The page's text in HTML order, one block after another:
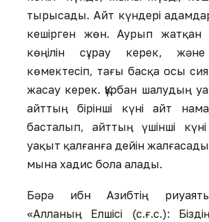
тырысады. Айт күндері адамдар
кешірген жөн. Аурып жатқан
көңілін сұрау керек, және
көмектесіп, тағы басқа осы
жасау керек. Құрбан шалудың
айттың бірінші күні айт
басталып, айттың үшінші
уақыт қалғанға дейін
мына хадис бола алады.
Бәрә ибн Азибтің
«Алланың Елшісі (с.ғ.с.):